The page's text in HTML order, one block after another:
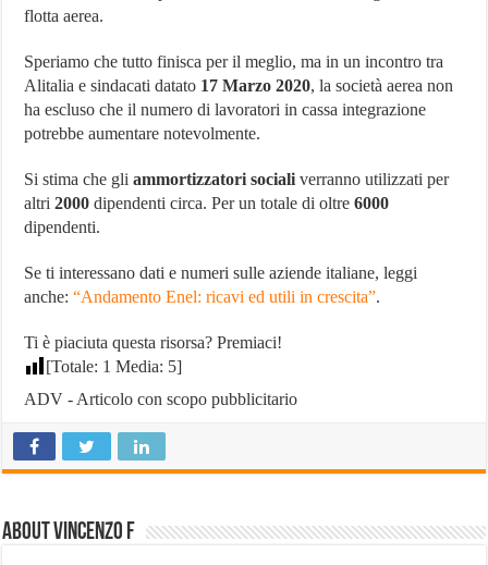
flotta aerea.
Speriamo che tutto finisca per il meglio, ma in un incontro tra
Alitalia e sindacati datato 17 Marzo 2020, la società aerea non
ha escluso che il numero di lavoratori in cassa integrazione
potrebbe aumentare notevolmente.
Si stima che gliammortizzatori sociali verranno utilizzati per
altri 2000 dipendenti circa. Per un totale di oltre6000
dipendenti.
Se ti interessano dati e numeri sulle aziende italiane, leggi
anche:“Andamento Enel: ricavi ed utili in crescita”.
Ti è piaciuta questa risorsa? Premiaci!
[Totale: 1 Media: 5]
ADV - Articolo con scopo pubblicitario
About Vincenzo F